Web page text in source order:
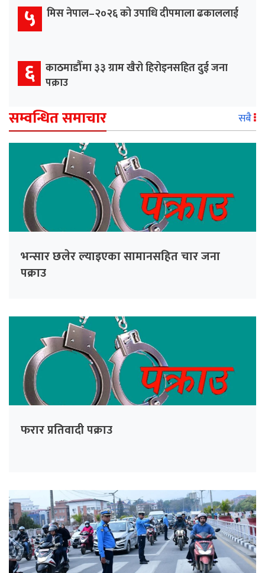
५ मिस नेपाल–२०२६ को उपाधि दीपमाला ढकाललाई
६ काठमाडौँमा ३३ ग्राम खैरो हिरोइनसहित दुई जना
पक्राउ
सम्वन्धित समाचार सबै
भन्सार छलेर ल्याइएका सामानसहित चार जना
पक्राउ
फरार प्रतिवादी पक्राउ